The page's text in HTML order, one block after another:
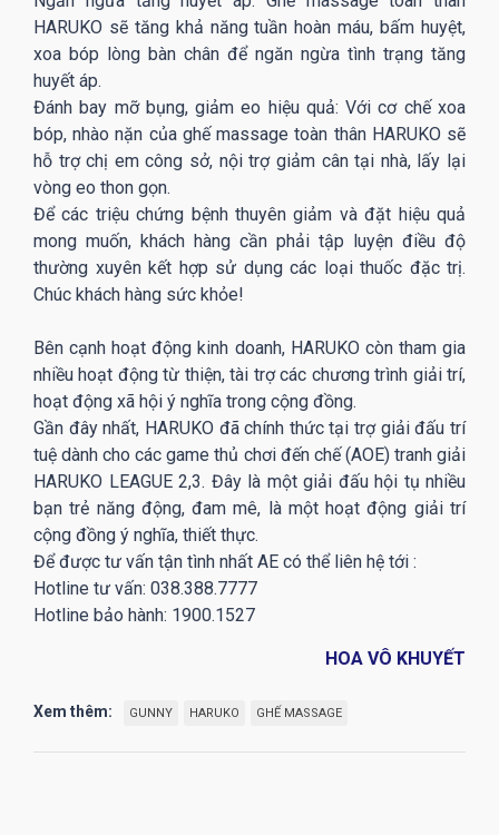
HARUKO sẽ tăng khả năng tuần hoàn máu, bấm huyệt,
xoa bóp lòng bàn chân để ngăn ngừa tình trạng tăng
huyết áp.
Đánh bay mỡ bụng, giảm eo hiệu quả: Với cơ chế xoa
bóp, nhào nặn của ghế massage toàn thân HARUKO sẽ
hỗ trợ chị em công sở, nội trợ giảm cân tại nhà, lấy lại
vòng eo thon gọn.
Để các triệu chứng bệnh thuyên giảm và đặt hiệu quả
mong muốn, khách hàng cần phải tập luyện điều độ
thường xuyên kết hợp sử dụng các loại thuốc đặc trị.
Chúc khách hàng sức khỏe!
Bên cạnh hoạt động kinh doanh, HARUKO còn tham gia
nhiều hoạt động từ thiện, tài trợ các chương trình giải trí,
hoạt động xã hội ý nghĩa trong cộng đồng.
Gần đây nhất, HARUKO đã chính thức tại trợ giải đấu trí
tuệ dành cho các game thủ chơi đến chế (AOE) tranh giải
HARUKO LEAGUE 2,3. Đây là một giải đấu hội tụ nhiều
bạn trẻ năng động, đam mê, là một hoạt động giải trí
cộng đồng ý nghĩa, thiết thực.
Để được tư vấn tận tình nhất AE có thể liên hệ tới :
Hotline tư vấn: 038.388.7777
Hotline bảo hành: 1900.1527
HOA VÔ KHUYẾT
Xem thêm: GUNNY HARUKO GHẾ MASSAGE